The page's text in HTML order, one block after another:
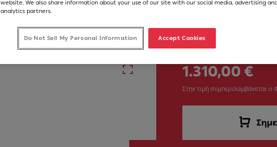
335.0588.221
1.310,00 €
Στην τιμή συμπεριλαμβάνεται ο
website. We also share information about your use of our site with our social media, advertising
analytics partners.
Do Not Sell My Personal Information Accept Cookies